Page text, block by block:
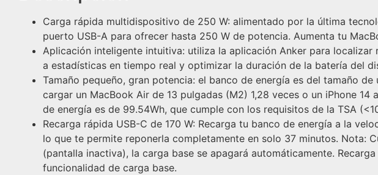
Carga rápida multidispositivo de 250 W: alimentado por la última
puerto USB-A para ofrecer hasta 250 W de potencia. Aumenta tu
Aplicación inteligente intuitiva: utiliza la aplicación Anker para
a estadísticas en tiempo real y optimizar la duración de la batería del
Tamaño pequeño, gran potencia: el banco de energía es del tamaño
cargar un MacBook Air de 13 pulgadas (M2) 1,28 veces o un iPhone
de energía es de 99.54Wh, que cumple con los requisitos de la TSA
Recarga rápida USB-C de 170 W: Recarga tu banco de energía a la
lo que te permite reponerla completamente en solo 37 minutos. Nota:
(pantalla inactiva), la carga base se apagará automáticamente.
funcionalidad de carga base.